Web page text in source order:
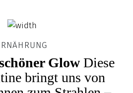
Glow Diese
bringt uns von